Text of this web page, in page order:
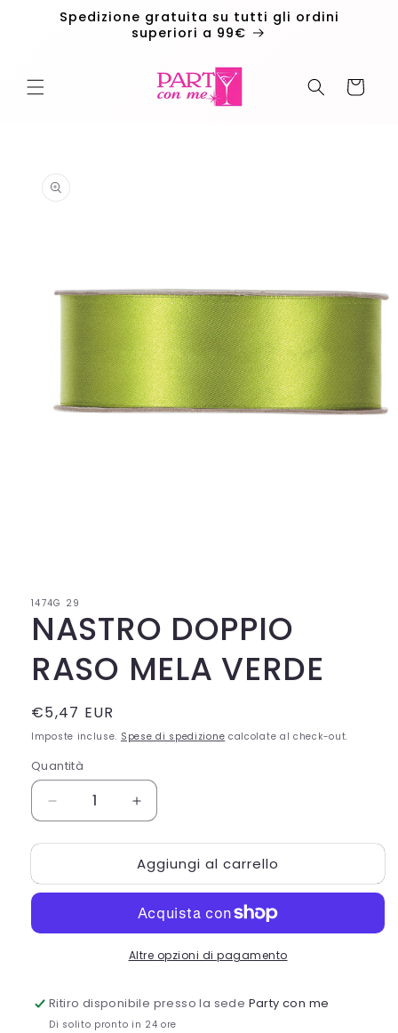
direttamenteSpedizione gratuita su tutti gli ordini
superiori a 99€
Carrello
prodotto
finestra
modale
1474G 29
NASTRO DOPPIO
RASO MELA VERDE
Prezzo
di
€5,47 EUR
Imposte incluse. Spese di spedizione calcolate al check-out.
Quantità
Quantità
Diminuisci
quantità
per
DOPPIO
VERDE
Aumenta
quantità
per
NASTRO
DOPPIO
MELA
VERDE
Aggiungi al carrello
Altre opzioni di pagamento
Ritiro disponibile presso la sede Party con me
Di solito pronto in 24 ore